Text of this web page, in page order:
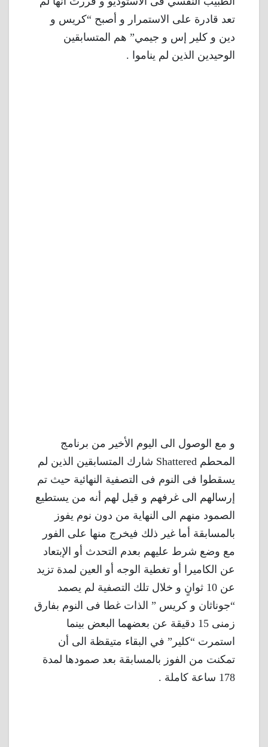
تعد قادرة على الاستمرار و أصبح “كريس و
دين و كلير إس و جيمي” هم المتسابقين
الوحيدين الذين لم يناموا .
و مع الوصول الى اليوم الأخير من برنامج
المحطم Shattered شارك المتسابقين الذين لم
يسقطوا فى النوم فى التصفية النهائية حيث تم
إرسالهم الى غرفهم و قيل لهم أنه من يستطيع
الصمود منهم الى النهاية من دون نوم يفوز
بالمسابقة أما غير ذلك فيخرج منها على الفور
مع وضع شرط عليهم بعدم التحدث أو الإبتعاد
عن الكاميرا أو تغطية الوجه أو العين لمدة تزيد
عن 10 ثوانٍ و خلال تلك التصفية لم يصمد
“جوناثان و كريس ” الذات غطا فى النوم بفارق
زمنى 15 دقيقة عن بعضهما البعض بينما
استمرت “كلير” في البقاء متيقظة الى أن
تمكنت من الفوز بالمسابقة بعد صمودها لمدة
178 ساعة كاملة .